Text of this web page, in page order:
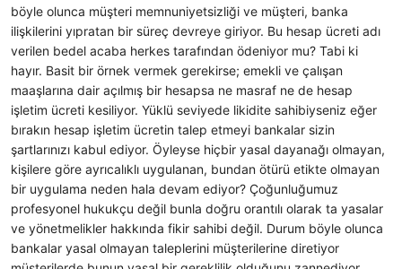
böyle olunca müşteri memnuniyetsizliği ve müşteri, banka
ilişkilerini yıpratan bir süreç devreye giriyor. Bu hesap ücreti adı
verilen bedel acaba herkes tarafından ödeniyor mu? Tabi ki
hayır. Basit bir örnek vermek gerekirse; emekli ve çalışan
maaşlarına dair açılmış bir hesapsa ne masraf ne de hesap
işletim ücreti kesiliyor. Yüklü seviyede likidite sahibiyseniz eğer
bırakın hesap işletim ücretin talep etmeyi bankalar sizin
şartlarınızı kabul ediyor. Öyleyse hiçbir yasal dayanağı olmayan,
kişilere göre ayrıcalıklı uygulanan, bundan ötürü etikte olmayan
bir uygulama neden hala devam ediyor? Çoğunluğumuz
profesyonel hukukçu değil bunla doğru orantılı olarak ta yasalar
ve yönetmelikler hakkında fikir sahibi değil. Durum böyle olunca
bankalar yasal olmayan taleplerini müşterilerine diretiyor